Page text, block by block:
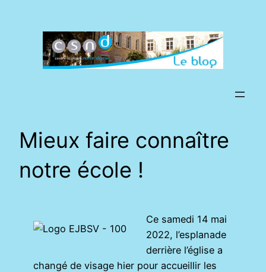
Mieux faire connaître
notre école !
Ce samedi 14 mai
2022, l’esplanade
derrière l’église a
changé de visage hier pour accueillir les